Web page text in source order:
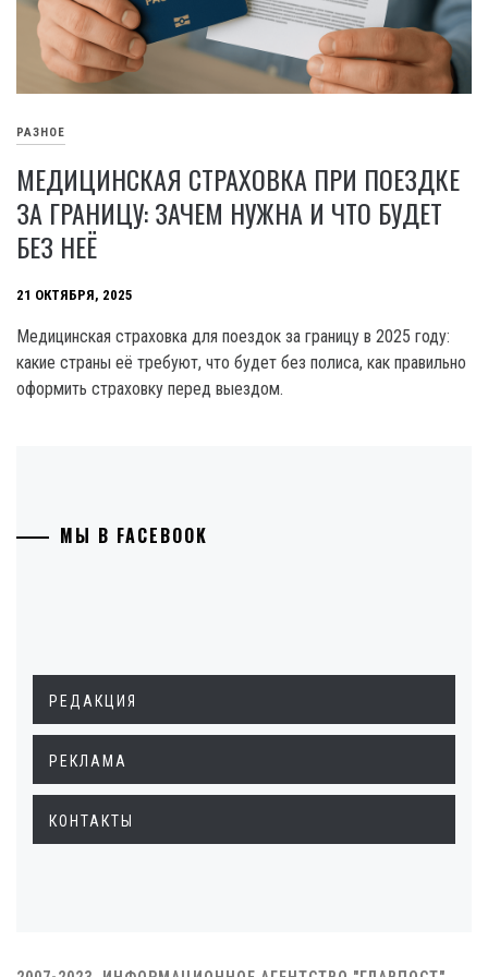
РАЗНОЕ
МЕДИЦИНСКАЯ СТРАХОВКА ПРИ ПОЕЗДКЕ
ЗА ГРАНИЦУ: ЗАЧЕМ НУЖНА И ЧТО БУДЕТ
БЕЗ НЕЁ
21 ОКТЯБРЯ, 2025
Медицинская страховка для поездок за границу в 2025 году:
какие страны её требуют, что будет без полиса, как правильно
оформить страховку перед выездом.
МЫ В FACEBOOK
РЕДАКЦИЯ
РЕКЛАМА
КОНТАКТЫ